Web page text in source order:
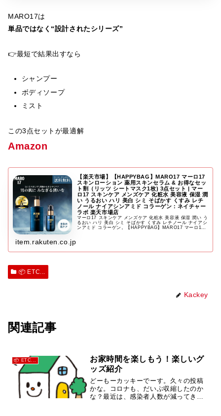
MARO17は
単品ではなく“設計されたシリーズ”
👉最短で結果出すなら
シャンプー
ボディソープ
ミスト
この3点セットが最適解
Amazon
【楽天市場】【HAPPYBAG】MARO17 マーロ17
スキンローション 薬用スキンセラム & お得なセッ
ト割（リッツ シートマスク1枚) 3点セット | マー
ロ17 スキンケア メンズケア 化粧水 美容液 保湿 潤
い うるおい ハリ 美白 シミ そばかす くすみ レチ
ノール ナイアシンアミド コラーゲン：ネイチャー
ラボ 楽天市場店
マーロ17 スキンケア メンズケア 化粧水 美容液 保湿 潤い う
るおい ハリ 美白 シミ そばかす くすみ レチノール ナイアシ
ンアミド コラーゲン。【HAPPYBAG】MARO17 マーロ17
item.rakuten.co.jp
📦 ETC...
Kackey
関連記事
📦 ETC...
お家時間を楽しもう！楽しいグ
ッズ紹介
どーもーカッキーでーす。久々の投稿
かな。コロナも、だいぶ収縮したのか
な？最近は、感染者人数が減ってきて